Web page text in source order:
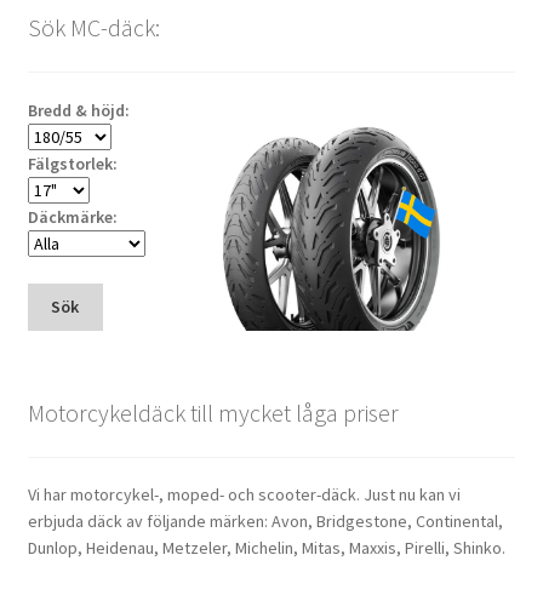
Sök MC-däck:
Bredd & höjd:
Fälgstorlek:
Däckmärke:
Sök
Motorcykeldäck till mycket låga priser
Vi har motorcykel-, moped- och scooter-däck. Just nu kan vi
erbjuda däck av följande märken: Avon, Bridgestone, Continental,
Dunlop, Heidenau, Metzeler, Michelin, Mitas, Maxxis, Pirelli, Shinko.